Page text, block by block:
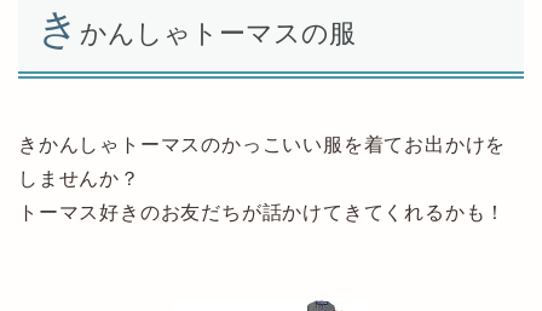
き かんしゃトーマスの服
きかんしゃトーマスのかっこいい服を着てお出かけを
しませんか？
トーマス好きのお友だちが話かけてきてくれるかも！